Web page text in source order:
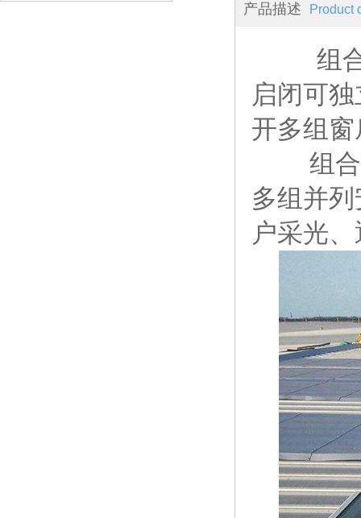
产品描述 Product
组合式
启闭可
开多组
组合式
多组并
户采光